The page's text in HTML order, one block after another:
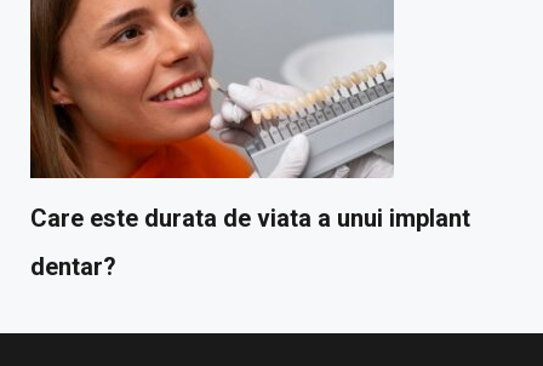
Care este durata de viata a unui implant
dentar?